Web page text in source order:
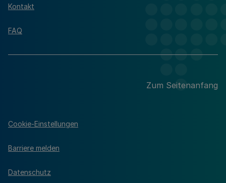
Kontakt
FAQ
Zum Seitenanfang
Cookie-Einstellungen
Barriere melden
Datenschutz